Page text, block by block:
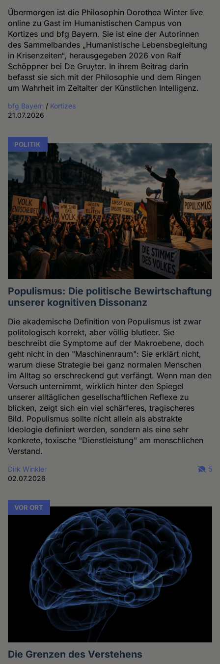
Übermorgen ist die Philosophin Dorothea Winter live
online zu Gast im Humanistischen Campus von
Kortizes und bfg Bayern. Sie ist eine der Autorinnen
des Sammelbandes „Humanistische Lebensbegleitung
in Krisenzeiten“, herausgegeben 2026 von Ralf
Schöppner bei De Gruyter. In ihrem Beitrag darin
befasst sie sich mit der Philosophie und dem Ringen
um Wahrheit im Zeitalter der Künstlichen Intelligenz.
bfg Bayern / Kortizes
21.07.2026
POLITIK
Populismus: Die politische Bewirtschaftung
unserer kognitiven Dissonanz
Die akademische Definition von Populismus ist zwar
politologisch korrekt, aber völlig blutleer. Sie
beschreibt die Symptome auf der Makroebene, doch
geht nicht in den "Maschinenraum": Sie erklärt nicht,
warum diese Strategie bei ganz normalen Menschen
im Alltag so erschreckend gut verfängt. Wenn man den
Versuch unternimmt, wirklich hinter den Spiegel
unserer alltäglichen gesellschaftlichen Reflexe zu
blicken, zeigt sich ein viel schärferes, tragischeres
Bild. Populismus sollte nicht allein als abstrakte
Ideologie definiert werden, sondern als eine sehr
konkrete, toxische "Dienstleistung" am menschlichen
Verstand.
Dirk Winkler
02.07.2026
5
VOR ORT
Die Grenzen des Verstehens